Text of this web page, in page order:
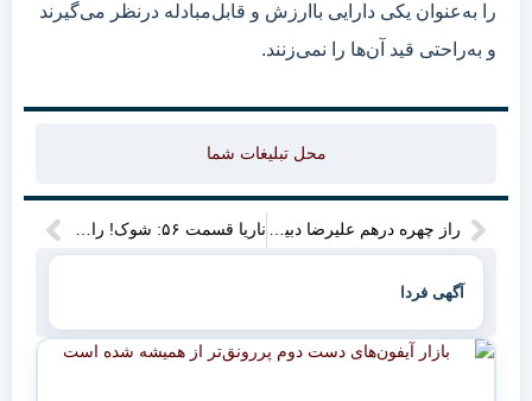
را به‌عنوان یکی دارایی باارزش و قابل‌مبادله درنظر می‌گیرند
و به‌راحتی قید آن‌ها را نمی‌زنند.
محل تبلیغات شما
راز چهره درهم علیرضا دبیر در لحظه سقوط: آیا این عکس، پازل خاورمیانه را کامل می‌کند؟ ناریا قسمت ۵۶: شوک! رازهایی که خواب از چشمانت می‌رباید
آگهی فردا